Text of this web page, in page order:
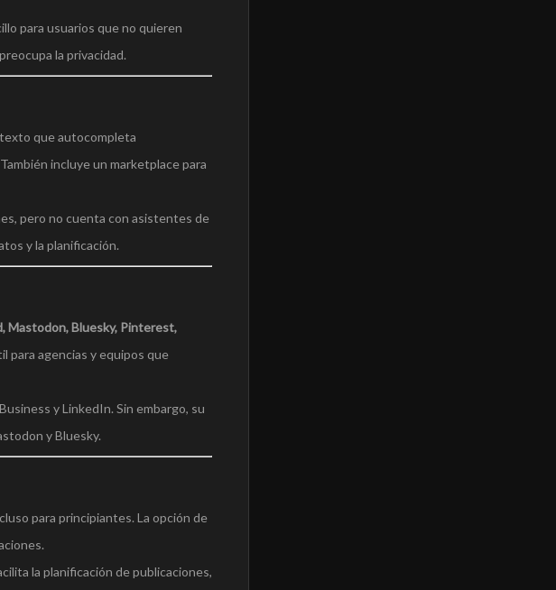
para usuarios que no quieren
la privacidad.
que autocompleta
incluye un marketplace para
pero no cuenta con asistentes de
y la planificación.
Mastodon, Bluesky, Pinterest,
para agencias y equipos que
y LinkedIn. Sin embargo, su
y Bluesky.
para principiantes. La opción de
la planificación de publicaciones,